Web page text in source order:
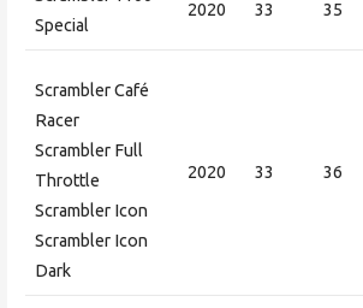
Special
2020 33 35
Scrambler Café
Racer
Scrambler Full
Throttle
Scrambler Icon
Scrambler Icon
Dark
2020 33 36